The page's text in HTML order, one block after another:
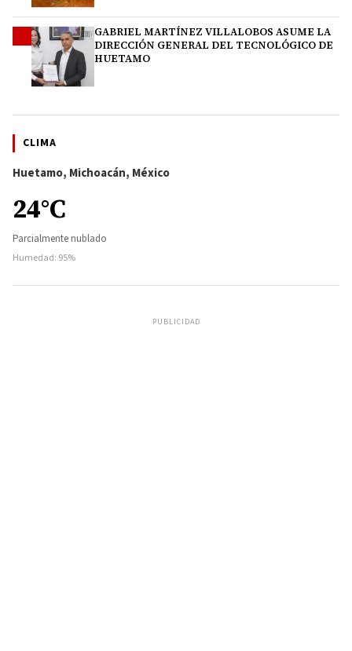
GABRIEL MARTÍNEZ VILLALOBOS ASUME LA
DIRECCIÓN GENERAL DEL TECNOLÓGICO DE
HUETAMO
CLIMA
Huetamo, Michoacán, México
24°C
Parcialmente nublado
Humedad: 95%
PUBLICIDAD